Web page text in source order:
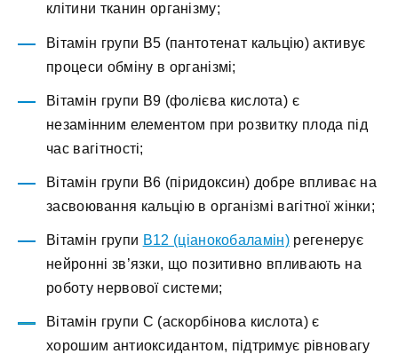
клітини тканин організму;
Вітамін групи В5 (пантотенат кальцію) активує
процеси обміну в організмі;
Вітамін групи В9 (фолієва кислота) є
незамінним елементом при розвитку плода під
час вагітності;
Вітамін групи В6 (піридоксин) добре впливає на
засвоювання кальцію в організмі вагітної жінки;
Вітамін групи В12 (ціанокобаламін)регенерує
нейронні зв’язки, що позитивно впливають на
роботу нервової системи;
Вітамін групи С (аскорбінова кислота) є
хорошим антиоксидантом, підтримує рівновагу